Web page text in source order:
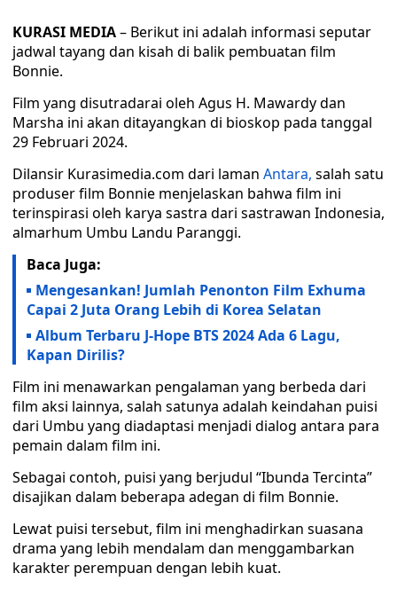
KURASI MEDIA– Berikut ini adalah informasi seputar
jadwal tayang dan kisah di balik pembuatan film
Bonnie.
Film yang disutradarai oleh Agus H. Mawardy dan
Marsha ini akan ditayangkan di bioskop pada tanggal
29 Februari 2024.
Dilansir Kurasimedia.com dari laman Antara, salah satu
produser film Bonnie menjelaskan bahwa film ini
terinspirasi oleh karya sastra dari sastrawan Indonesia,
almarhum Umbu Landu Paranggi.
Baca Juga:
Mengesankan! Jumlah Penonton Film Exhuma
Capai 2 Juta Orang Lebih di Korea Selatan
Album Terbaru J-Hope BTS 2024 Ada 6 Lagu,
Kapan Dirilis?
Film ini menawarkan pengalaman yang berbeda dari
film aksi lainnya, salah satunya adalah keindahan puisi
dari Umbu yang diadaptasi menjadi dialog antara para
pemain dalam film ini.
Sebagai contoh, puisi yang berjudul “Ibunda Tercinta”
disajikan dalam beberapa adegan di film Bonnie.
Lewat puisi tersebut, film ini menghadirkan suasana
drama yang lebih mendalam dan menggambarkan
karakter perempuan dengan lebih kuat.